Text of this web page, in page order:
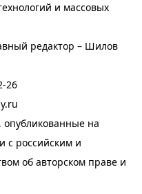
и массовых
редактор – Шилов
26
на
с российским и
об авторском праве и